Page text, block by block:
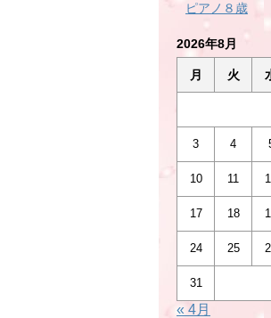
ピアノ８歳
2026年8月
月 火
3 4
10 11
17 18
24 25
31
« 4月